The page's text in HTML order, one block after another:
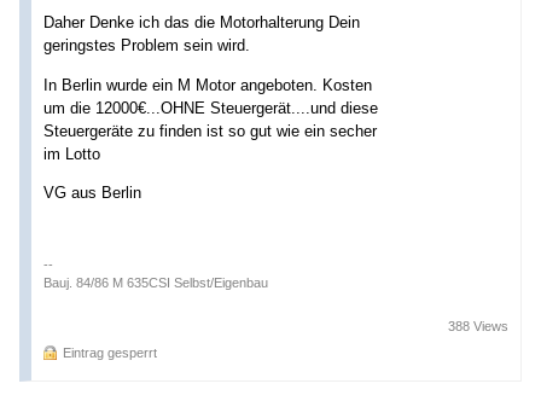
Daher Denke ich das die Motorhalterung Dein
geringstes Problem sein wird.
In Berlin wurde ein M Motor angeboten. Kosten
um die 12000€...OHNE Steuergerät....und diese
Steuergeräte zu finden ist so gut wie ein secher
im Lotto
VG aus Berlin
--
Bauj. 84/86 M 635CSI Selbst/Eigenbau
Eintrag gesperrt
388 Views